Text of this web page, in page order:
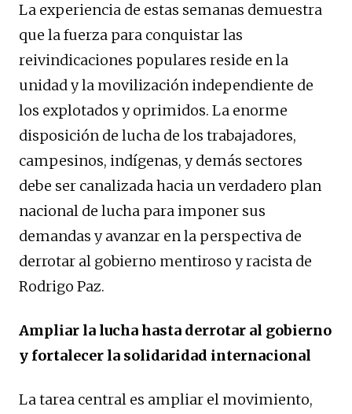
La experiencia de estas semanas demuestra
que la fuerza para conquistar las
reivindicaciones populares reside en la
unidad y la movilización independiente de
los explotados y oprimidos. La enorme
disposición de lucha de los trabajadores,
campesinos, indígenas, y demás sectores
debe ser canalizada hacia un verdadero plan
nacional de lucha para imponer sus
demandas y avanzar en la perspectiva de
derrotar al gobierno mentiroso y racista de
Rodrigo Paz.
Ampliar la lucha hasta derrotar al gobierno
y fortalecer la solidaridad internacional
La tarea central es ampliar el movimiento,